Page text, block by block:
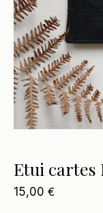
Etui cartes
15,00 €